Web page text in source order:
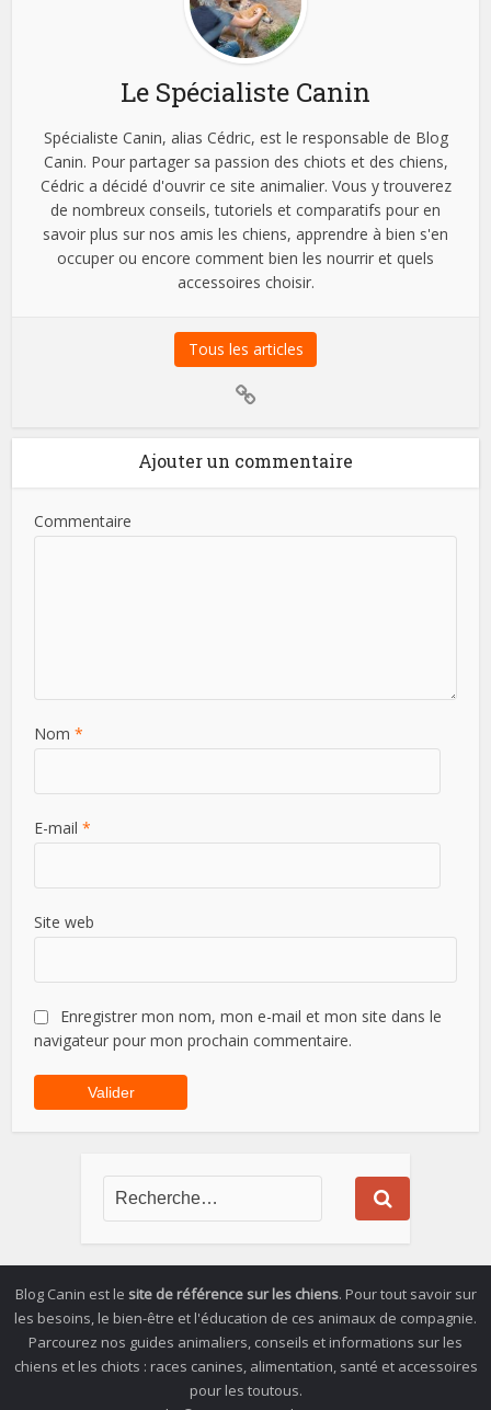
Le Spécialiste Canin
Spécialiste Canin, alias Cédric, est le responsable de Blog
Canin. Pour partager sa passion des chiots et des chiens,
Cédric a décidé d'ouvrir ce site animalier. Vous y trouverez
de nombreux conseils, tutoriels et comparatifs pour en
savoir plus sur nos amis les chiens, apprendre à bien s'en
occuper ou encore comment bien les nourrir et quels
accessoires choisir.
Tous les articles
Ajouter un commentaire
Commentaire
Nom*
E-mail*
Site web
Enregistrer mon nom, mon e-mail et mon site dans le
navigateur pour mon prochain commentaire.
Blog Canin est le site de référence sur les chiens. Pour tout savoir sur
les besoins, le bien-être et l'éducation de ces animaux de compagnie.
Parcourez nos guides animaliers, conseils et informations sur les
chiens et les chiots : races canines, alimentation, santé et accessoires
pour les toutous.